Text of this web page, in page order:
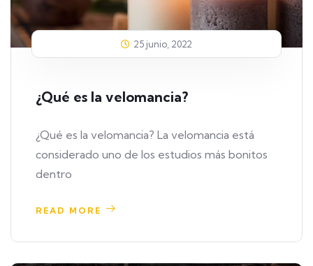
25 junio, 2022
¿Qué es la velomancia?
¿Qué es la velomancia? La velomancia está
considerado uno de los estudios más bonitos
dentro
READ MORE